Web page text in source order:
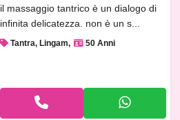
il massaggio tantrico è un dialogo di
infinita delicatezza. non è un s...
Tantra, Lingam 50 Anni